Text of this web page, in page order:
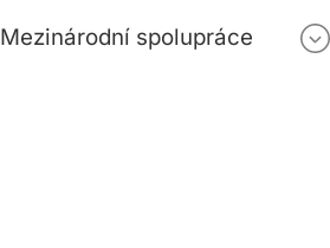
Mezinárodní spolupráce